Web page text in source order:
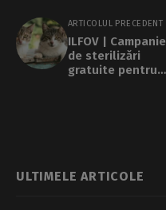
ARTICOLUL PRECEDENT
ILFOV | Campanie
de sterilizări
gratuite pentru
ULTIMELE ARTICOLE